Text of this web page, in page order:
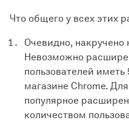
Что общего у всех этих
Очевидно, накручено
Невозможно
пользователей иметь
магазине Chrome.
популярное
количеством